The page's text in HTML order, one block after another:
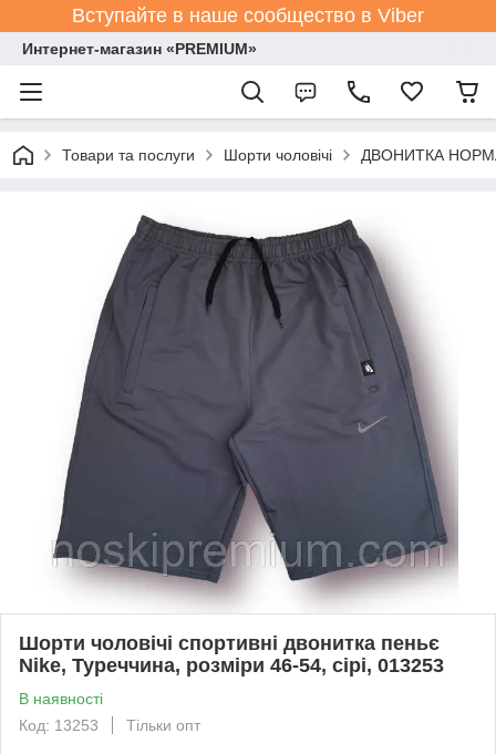
Вступайте в наше сообщество в Viber
Интернет-магазин «PREMIUM»
Товари та послуги Шорти чоловічі ДВОНИТКА НОРМА
Шорти чоловічі спортивні двонитка пеньє
Nike, Туреччина, розміри 46-54, сірі, 013253
В наявності
Код: 13253
Тільки опт